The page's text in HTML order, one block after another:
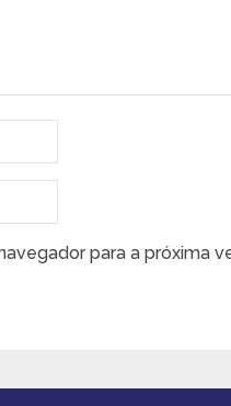
para a próxima